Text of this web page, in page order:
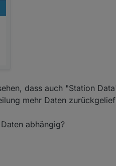
dass auch "Station
mehr Daten
abhängig?